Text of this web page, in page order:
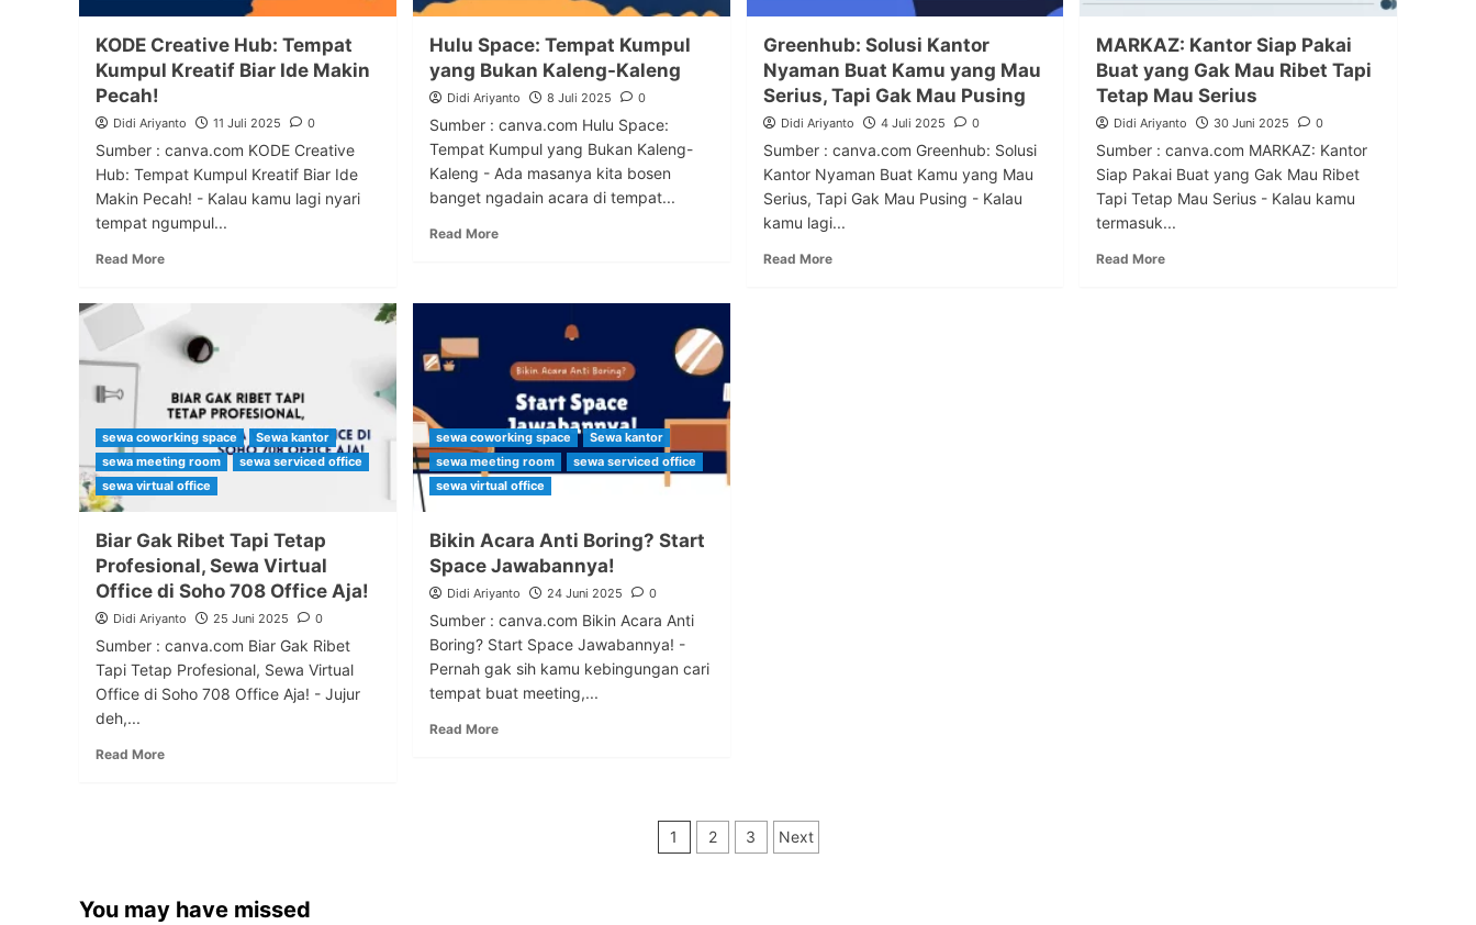
KODE Creative Hub: Tempat
Kumpul Kreatif Biar Ide Makin
Pecah!
Didi Ariyanto 11 Juli 2025 0
Sumber : canva.com KODE Creative
Hub: Tempat Kumpul Kreatif Biar Ide
Makin Pecah! - Kalau kamu lagi nyari
tempat ngumpul...
Read More
Hulu Space: Tempat Kumpul
yang Bukan Kaleng-Kaleng
Didi Ariyanto 8 Juli 2025 0
Sumber : canva.com Hulu Space:
Tempat Kumpul yang Bukan Kaleng-
Kaleng - Ada masanya kita bosen
banget ngadain acara di tempat...
Read More
Greenhub: Solusi Kantor
Nyaman Buat Kamu yang Mau
Serius, Tapi Gak Mau Pusing
Didi Ariyanto 4 Juli 2025 0
Sumber : canva.com Greenhub: Solusi
Kantor Nyaman Buat Kamu yang Mau
Serius, Tapi Gak Mau Pusing - Kalau
kamu lagi...
Read More
MARKAZ: Kantor Siap Pakai
Buat yang Gak Mau Ribet Tapi
Tetap Mau Serius
Didi Ariyanto 30 Juni 2025 0
Sumber : canva.com MARKAZ: Kantor
Siap Pakai Buat yang Gak Mau Ribet
Tapi Tetap Mau Serius - Kalau kamu
termasuk...
Read More
sewa coworking space
Sewa kantor
sewa meeting room
sewa serviced office
sewa virtual office
Biar Gak Ribet Tapi Tetap
Profesional, Sewa Virtual
Office di Soho 708 Office Aja!
Didi Ariyanto 25 Juni 2025 0
Sumber : canva.com Biar Gak Ribet
Tapi Tetap Profesional, Sewa Virtual
Office di Soho 708 Office Aja! - Jujur
deh,...
Read More
sewa coworking space
Sewa kantor
sewa meeting room
sewa serviced office
sewa virtual office
Bikin Acara Anti Boring? Start
Space Jawabannya!
Didi Ariyanto 24 Juni 2025 0
Sumber : canva.com Bikin Acara Anti
Boring? Start Space Jawabannya! -
Pernah gak sih kamu kebingungan cari
tempat buat meeting,...
Read More
Paginasi
1 2 3 Next
You may have missed